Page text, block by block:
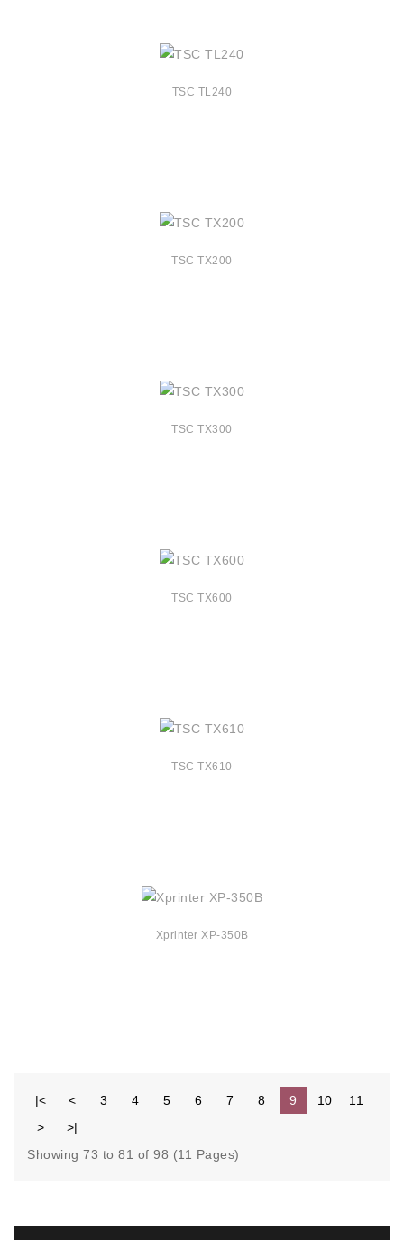
TSC TL240
TSC TX200
TSC TX300
TSC TX600
TSC TX610
Xprinter XP-350B
|< < 3 4 5 6 7 8 9 10
11
>
>|
Showing 73 to 81 of 98 (11 Pages)